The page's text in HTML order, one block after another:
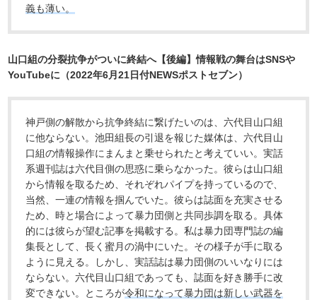
義も薄い。
山口組の分裂抗争がついに終結へ【後編】情報戦の舞台はSNSや
YouTubeに（2022年6月21日付NEWSポストセブン）
神戸側の解散から抗争終結に繋げたいのは、六代目山口組
に他ならない。池田組長の引退を報じた媒体は、六代目山
口組の情報操作にまんまと乗せられたと考えていい。実話
系週刊誌は六代目側の思惑に乗らなかった。彼らは山口組
から情報を取るため、それぞれパイプを持っているので、
当然、一連の情報を掴んでいた。彼らは誌面を充実させる
ため、時と場合によって暴力団側と共同歩調を取る。具体
的には彼らが望む記事を掲載する。私は暴力団専門誌の編
集長として、長く蜜月の渦中にいた。その様子が手に取る
ように見える。しかし、実話誌は暴力団側のいいなりには
ならない。六代目山口組であっても、誌面を好き勝手に改
変できない。ところが令和になって暴力団は新しい武器を